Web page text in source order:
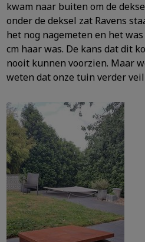
kwam naar buiten om de
onder de deksel zat Ravens
het nog nagemeten en het
cm haar was. De kans dat dit
nooit kunnen voorzien. Maar
weten dat onze tuin verder